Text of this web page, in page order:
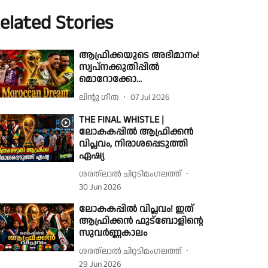
Stories
ആഫ്രിക്കയുടെ അഭിമാനം!
സ്വപ്നക്കുതിപ്പിൽ
മൊറോക്കോ...
ലിൻ്റു ഗീത 07 Jul 2026
THE FINAL WHISTLE |
ലോകകപ്പിൽ ആഫ്രിക്കൻ
വിപ്ലവം, നിരാശപ്പെടുത്തി
ഏഷ്യ
ശരത്‌ലാൽ ചിറ്റടിമംഗലത്ത്
30 Jun 2026
ലോകകപ്പിൽ വിപ്ലവം! ഇത്
ആഫ്രിക്കൻ ഫുട്ബോളിൻ്റെ
സുവർണ്ണകാലം
ശരത്‌ലാൽ ചിറ്റടിമംഗലത്ത്
29 Jun 2026